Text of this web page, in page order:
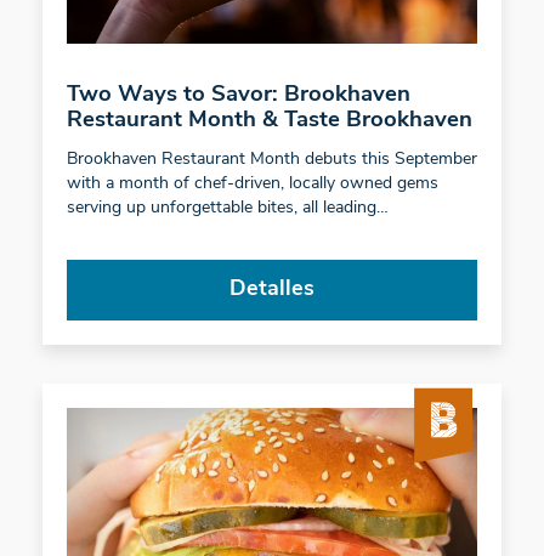
Two Ways to Savor: Brookhaven
Restaurant Month & Taste Brookhaven
Brookhaven Restaurant Month debuts this September
with a month of chef-driven, locally owned gems
serving up unforgettable bites, all leading…
Detalles